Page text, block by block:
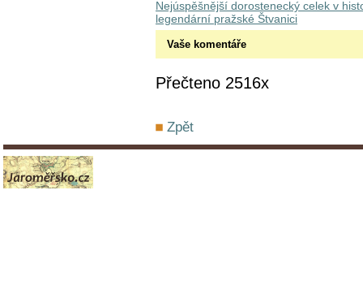
Nejúspěšnější dorostenecký celek v
legendární pražské Štvanici
Vaše komentáře
Přečteno 2516x
Zpět